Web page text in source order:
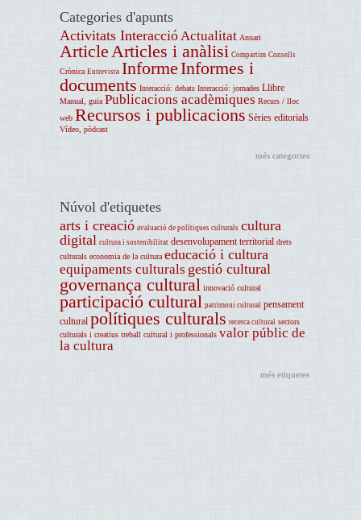
Categories d'apunts
Activitats Interacció Actualitat Anuari
Article Articles i anàlisi Compartim Consells
Crònica Entrevista InformeInformes i
documents Interacció: debats Interacció: jornades Llibre
Manual, guia Publicacions acadèmiques Recurs / lloc
web Recursos i publicacions Sèries editorials
Vídeo, pòdcast
més categories
Núvol d'etiquetes
arts i creació avaluació de polítiques culturals cultura
digital cultura i sostenibilitat desenvolupament territorial drets
culturals economia de la cultura educació i cultura
equipaments culturals gestió cultural
governança cultural innovació cultural
participació cultural patrimoni cultural pensament
cultural polítiques culturals recerca cultural sectors
culturals i creatius treball cultural i professionals valor públic de
la cultura
més etiquetes